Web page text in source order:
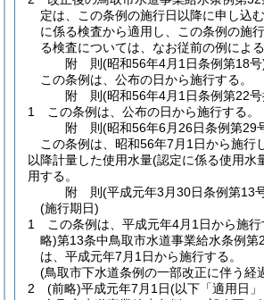
定は、この条例の施行日以降に申し込
に係る検査から適用し、この条例の施
る検査については、なお従前の例による
附 則(昭和56年4月1日条例第18号
この条例は、公布の日から施行する。
附 則(昭和56年4月1日条例第22
1
この条例は、公布の日から施行する。
附 則(昭和56年6月26日条例第29
この条例は、昭和56年7月1日から施行
以降計量した使用水量(認定に係る使用水
用する。
附 則(平成元年3月30日条例第13
(施行期日)
1
この条例は、平成元年4月1日から施行
略)第13条中鳥取市水道事業給水条例第
は、平成元年7月1日から施行する。
(鳥取市下水道条例の一部改正に伴う経
2
(前略)平成元年7月1日(以下「適用日